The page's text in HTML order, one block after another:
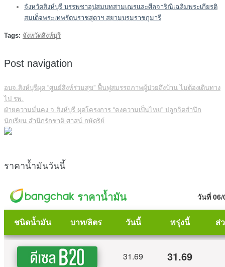
จังหวัดสิงห์บุรี บรรพชาอุปสมบทสามเณรและศีลจาริณีเฉลิมพระเกียรติ
สมเด็จพระเทพรัตนราชสุดาฯ สยามบรมราชกุมารี
Tags: จังหวัดสิงห์บุรี
Post navigation
อบจ.สิงห์บุรีผุด “ศูนย์สิงห์ร่วมสุข” ฟื้นฟูสมรรถภาพผู้ป่วยถึงบ้าน ไม่ต้องเดินทาง
ไป รพ.
ฝ่ายความมั่นคง จ.สิงห์บุรี ผุดโครงการ “คงความเป็นไทย” ปลูกจิตสำนึก
นักเรียน สำนึกรักชาติ ศาสน์ กษัตริย์
ราคาน้ำมันวันนี้